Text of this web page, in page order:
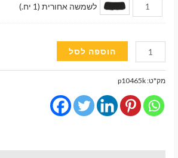
לשמשה אחורית (1 יח.)
כמות
של
וילונות
השחרה
מגנטיים
הוספה לסל
מק"ט:p10465k